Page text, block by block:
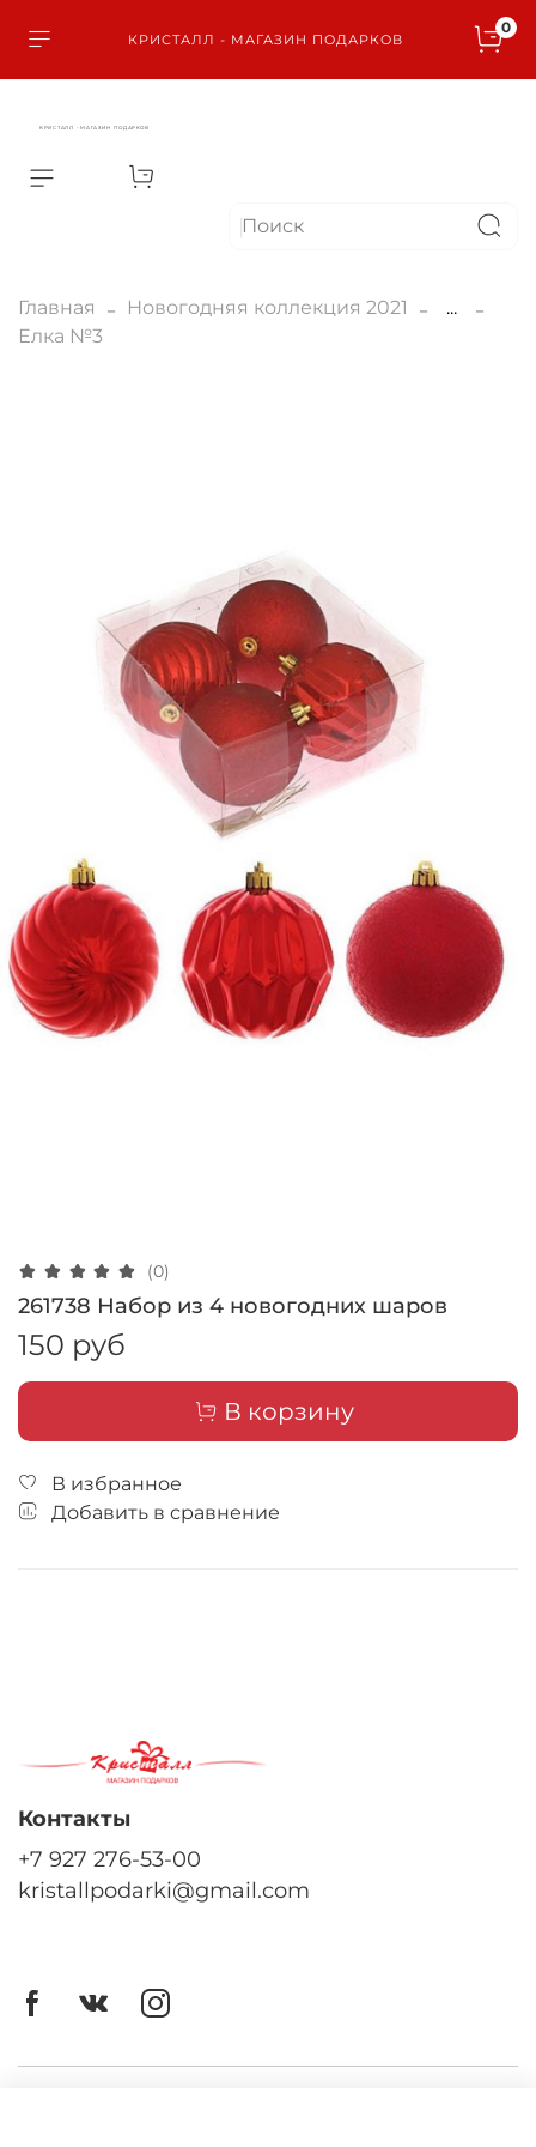
КРИСТАЛЛ - МАГАЗИН ПОДАРКОВ
0
КРИСТАЛЛ - МАГАЗИН ПОДАРКОВ
Главная Новогодняя коллекция 2021
...
Елка №3
(0)
261738 Набор из 4 новогодних шаров
150 руб
В корзину
В избранное
Добавить в сравнение
Контакты
+7 927 276-53-00
kristallpodarki@gmail.com